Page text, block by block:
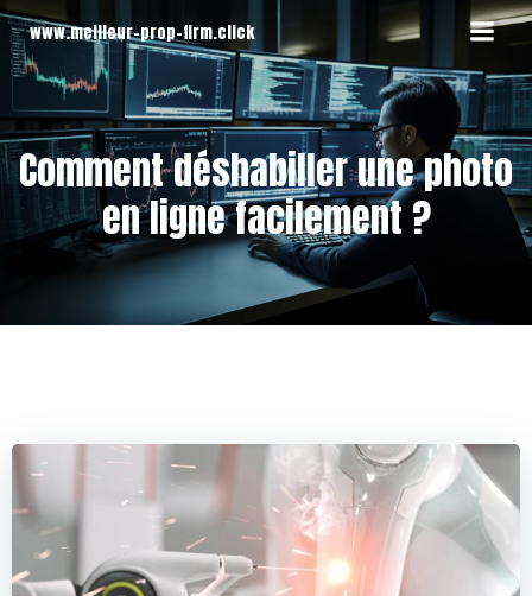
au
contenu
www.meilleur-prop-firm.click
Comment déshabiller une photo
en ligne facilement ?